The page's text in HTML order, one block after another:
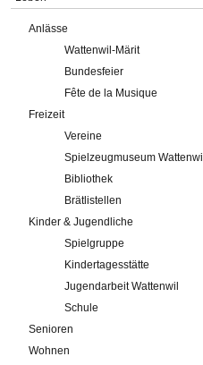
Anlässe
Wattenwil-Märit
Bundesfeier
Fête de la Musique
Freizeit
Vereine
Spielzeugmuseum Wattenwil
Bibliothek
Brätlistellen
Kinder & Jugendliche
Spielgruppe
Kindertagesstätte
Jugendarbeit Wattenwil
Schule
Senioren
Wohnen